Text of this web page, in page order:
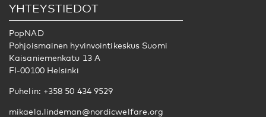
YHTEYSTIEDOT
PopNAD
Pohjoismainen hyvinvointikeskus Suomi
Kaisaniemenkatu 13 A
FI-00100 Helsinki
Puhelin: +358 50 434 9529
mikaela.lindeman@nordicwelfare.org